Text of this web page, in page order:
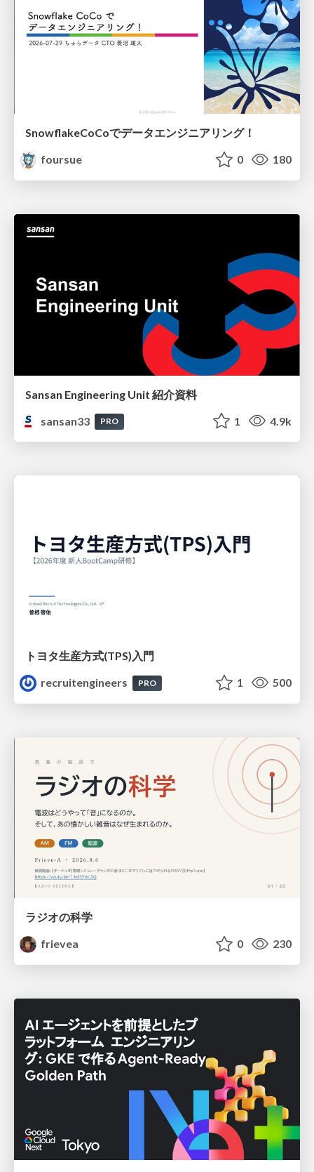
SnowflakeCoCoでデータエンジニアリング！
foursue
0 180
Sansan Engineering Unit 紹介資料
sansan33
PRO 1 4.9k
トヨタ⽣産⽅式(TPS)⼊⾨
recruitengineers
PRO 1 500
ラジオの科学
frievea
0 230